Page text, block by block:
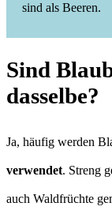
sind als Beeren.
Sind
dasselbe?
Ja, häufig werden
verwendet. Streng
auch Waldfrüchte